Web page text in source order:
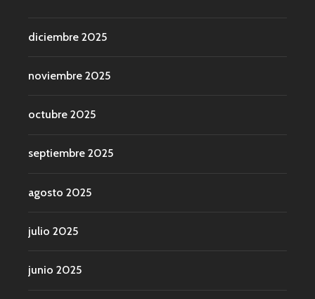
diciembre 2025
noviembre 2025
octubre 2025
septiembre 2025
agosto 2025
julio 2025
junio 2025